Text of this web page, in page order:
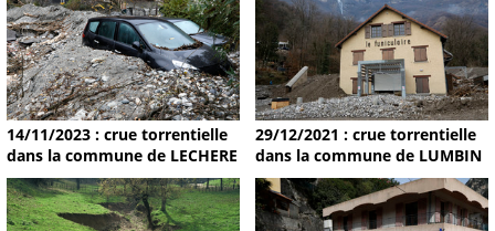
14/11/2023 : crue torrentielle
dans la commune de LECHERE
29/12/2021 : crue torrentielle
dans la commune de LUMBIN